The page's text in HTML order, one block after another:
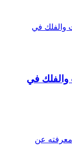
والفلك في